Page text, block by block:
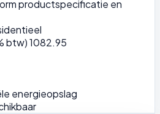
productspecificatie en
btw)1082.95
energieopslag